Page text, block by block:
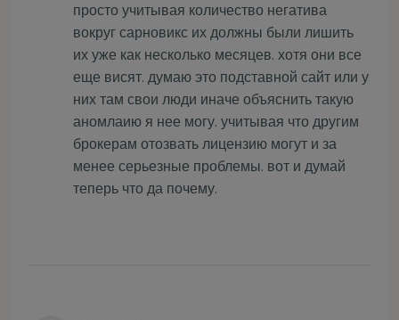
просто учитывая количество негатива
вокруг сарновикс их должны были лишить
их уже как несколько месяцев. хотя они все
еще висят. думаю это подставной сайт или у
них там свои люди иначе объяснить такую
аномлаию я нее могу. учитывая что другим
брокерам отозвать лицензию могут и за
менее серьезные проблемы. вот и думай
теперь что да почему.